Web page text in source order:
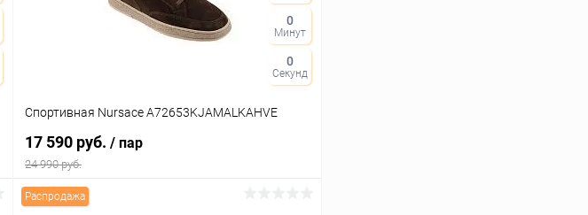
0
Минут
0
Секунд
Спортивная Nursace A72653KJAMALKAHVE
17 590 руб. / пар
24 990 руб.
Распродажа